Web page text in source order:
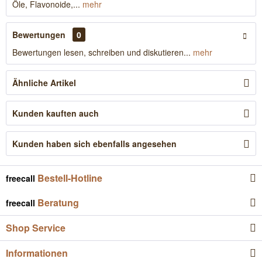
Öle, Flavonoide,... mehr
Bewertungen
0
Bewertungen lesen, schreiben und diskutieren... mehr
Ähnliche Artikel
Kunden kauften auch
Kunden haben sich ebenfalls angesehen
freecall Bestell-Hotline
freecall Beratung
Shop Service
Informationen